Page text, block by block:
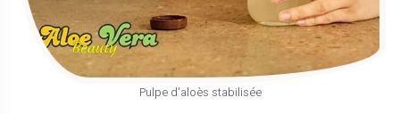
Pulpe d'aloès stabilisée